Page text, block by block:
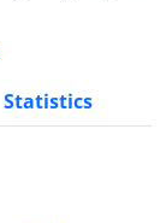
Statistics